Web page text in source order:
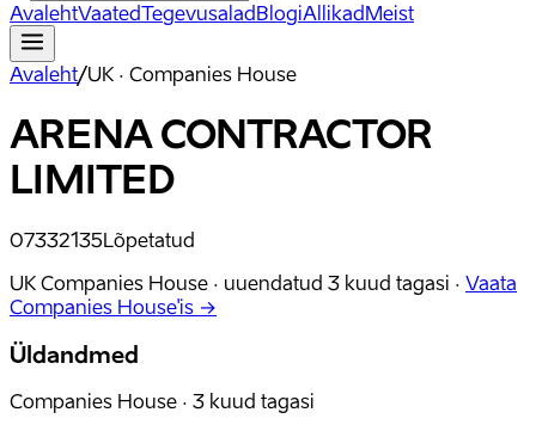
AvalehtVaatedTegevusaladBlogiAllikadMeist
Avaleht/UK · Companies House
ARENA CONTRACTOR
LIMITED
07332135Lõpetatud
UK Companies House · uuendatud 3 kuud tagasi · Vaata
Companies House'is →
Üldandmed
Companies House · 3 kuud tagasi